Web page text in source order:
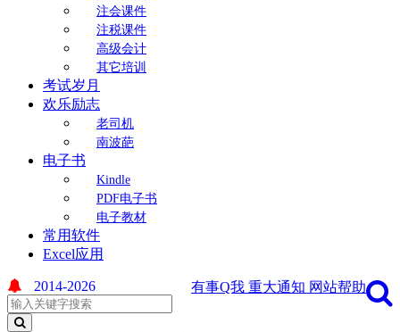
注会课件
注税课件
高级会计
其它培训
考试岁月
欢乐励志
老司机
南波葩
电子书
Kindle
PDF电子书
电子教材
常用软件
Excel应用
有事Q我 重大通知 网站帮助
2014-2026